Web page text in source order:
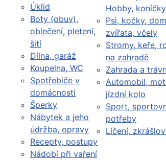
Úklid
Boty (obuv),
oblečení, pletení,
šití
Dílna, garáž
Koupelna, WC
Spotřebiče v
domácnosti
Šperky
Nábytek a jeho
údržba, opravy
Recepty, postupy
Nádobí při vaření
Hobby, koníčky
Psi, kočky,
zvířata, včely
Stromy, keře,
na zahradě
Zahrada a
Automobil,
jízdní kolo
Sport,
potřeby
Líčení,